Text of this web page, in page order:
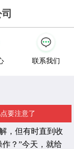
联系我们
要注意了
，但有时直到收
？”今天，就给